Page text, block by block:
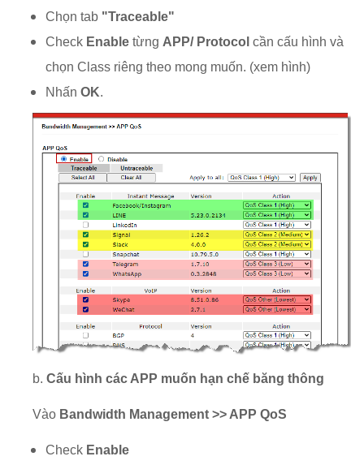
Chọn tab "Traceable"
Check Enable từng APP/ Protocol cần cấu hình và
chọn Class riêng theo mong muốn. (xem hình)
Nhấn OK.
b. Cấu hình các APP muốn hạn chế băng thông
Vào Bandwidth Management >> APP QoS
Check Enable